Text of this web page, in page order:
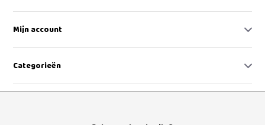
Mijn account
Categorieën